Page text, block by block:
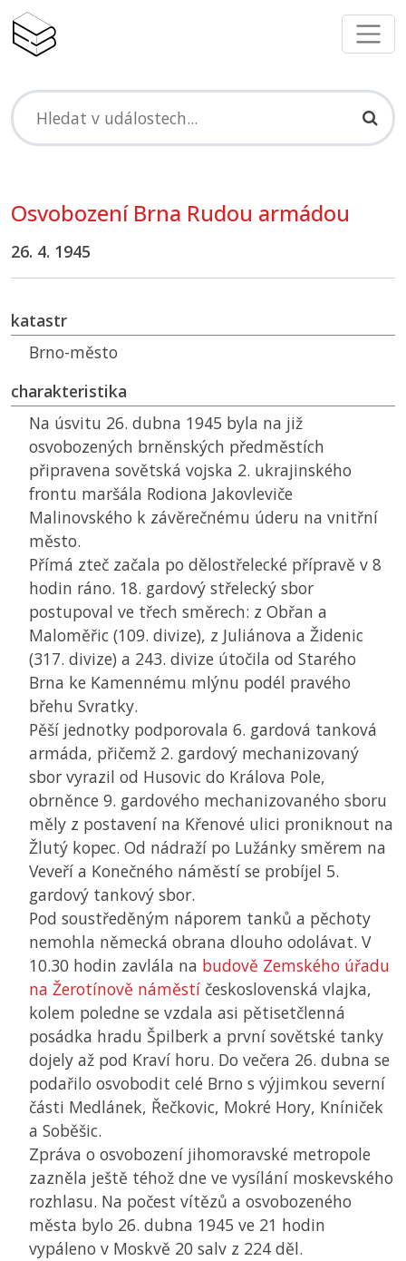
Osvobození Brna Rudou armádou
26. 4. 1945
katastr
Brno-město
charakteristika
Na úsvitu 26. dubna 1945 byla na již
osvobozených brněnských předměstích
připravena sovětská vojska 2. ukrajinského
frontu maršála Rodiona Jakovleviče
Malinovského k závěrečnému úderu na vnitřní
město.
Přímá zteč začala po dělostřelecké přípravě v 8
hodin ráno. 18. gardový střelecký sbor
postupoval ve třech směrech: z Obřan a
Maloměřic (109. divize), z Juliánova a Židenic
(317. divize) a 243. divize útočila od Starého
Brna ke Kamennému mlýnu podél pravého
břehu Svratky.
Pěší jednotky podporovala 6. gardová tanková
armáda, přičemž 2. gardový mechanizovaný
sbor vyrazil od Husovic do Králova Pole,
obrněnce 9. gardového mechanizovaného sboru
měly z postavení na Křenové ulici proniknout na
Žlutý kopec. Od nádraží po Lužánky směrem na
Veveří a Konečného náměstí se probíjel 5.
gardový tankový sbor.
Pod soustředěným náporem tanků a pěchoty
nemohla německá obrana dlouho odolávat. V
10.30 hodin zavlála na budově Zemského úřadu
na Žerotínově náměstí československá vlajka,
kolem poledne se vzdala asi pětisetčlenná
posádka hradu Špilberk a první sovětské tanky
dojely až pod Kraví horu. Do večera 26. dubna se
podařilo osvobodit celé Brno s výjimkou severní
části Medlánek, Řečkovic, Mokré Hory, Kníniček
a Soběšic.
Zpráva o osvobození jihomoravské metropole
zazněla ještě téhož dne ve vysílání moskevského
rozhlasu. Na počest vítězů a osvobozeného
města bylo 26. dubna 1945 ve 21 hodin
vypáleno v Moskvě 20 salv z 224 děl.